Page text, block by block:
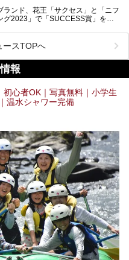
した人気温浴施設「竜泉寺の湯 草
トを期間限定で開催中ということ
ックしてきました！
ランド、花王「サクセス」と「ニフ
2023」で「SUCCESS賞」を獲
の内容を取材してきました！
PR】
ースTOPへ
報
初心者OK｜写真無料｜小学生
温水シャワー完備